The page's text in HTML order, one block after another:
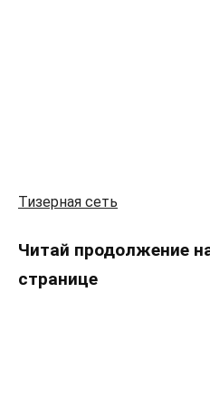
Тизерная сеть
Читай продолжение
странице